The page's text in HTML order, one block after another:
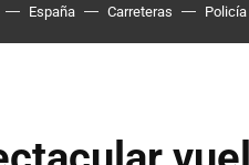
España Carreteras Policía